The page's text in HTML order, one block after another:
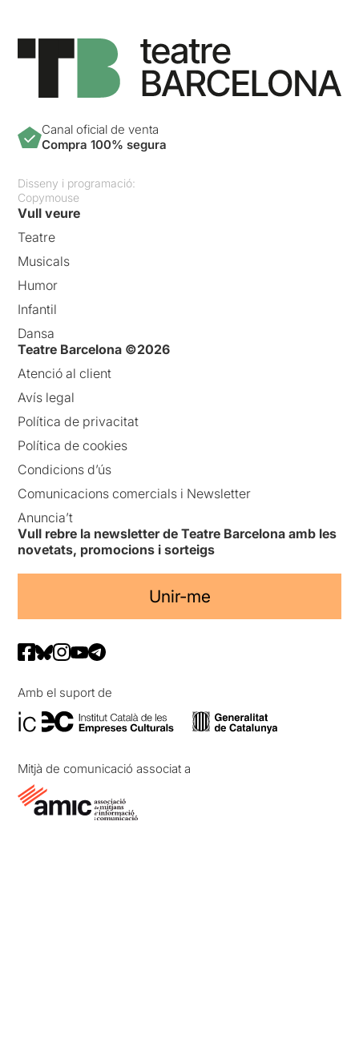
Canal oficial de venta
Compra 100% segura
Disseny i programació:
Copymouse
Vull veure
Teatre
Musicals
Humor
Infantil
Dansa
Teatre Barcelona ©2026
Atenció al client
Avís legal
Política de privacitat
Política de cookies
Condicions d’ús
Comunicacions comercials i Newsletter
Anuncia’t
Vull rebre la newsletter de Teatre Barcelona amb les
novetats, promocions i sorteigs
Unir-me
Amb el suport de
Mitjà de comunicació associat a